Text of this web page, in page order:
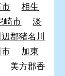
相生
崎市
淡
辺郡猪名川
加東
美方郡香